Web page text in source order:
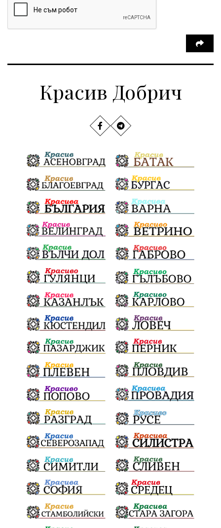
Красив Добрич